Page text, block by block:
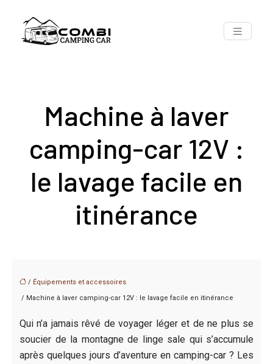
Machine à laver
camping-car 12V :
le lavage facile en
itinérance
/ Équipements et accessoires
/ Machine à laver camping-car 12V : le lavage facile en itinérance
Qui n’a jamais rêvé de voyager léger et de ne plus se
soucier de la montagne de linge sale qui s’accumule
après quelques jours d’aventure en camping-car ? Les